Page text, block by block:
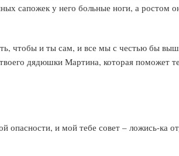
сапожек у него больные ноги, а ростом
чтобы и ты сам, и все мы с честью бы
дядюшки Мартина, которая поможет
и мой тебе совет – ложись-ка